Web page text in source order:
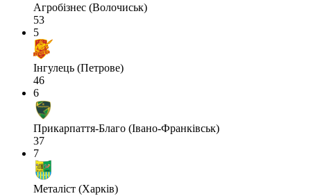
Агробізнес (Волочиськ)
53
5
Інгулець (Петрове)
46
6
Прикарпаття-Благо (Івано-Франківськ)
37
7
Металіст (Харків)